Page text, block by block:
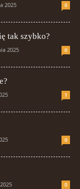
2025 0
tak szybko?
2025 0
1
0
0